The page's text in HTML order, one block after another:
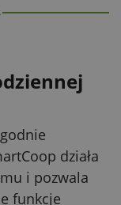
działa
i pozwala
funkcje